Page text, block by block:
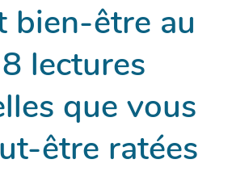
bien-être au
lectures
que vous
être ratées